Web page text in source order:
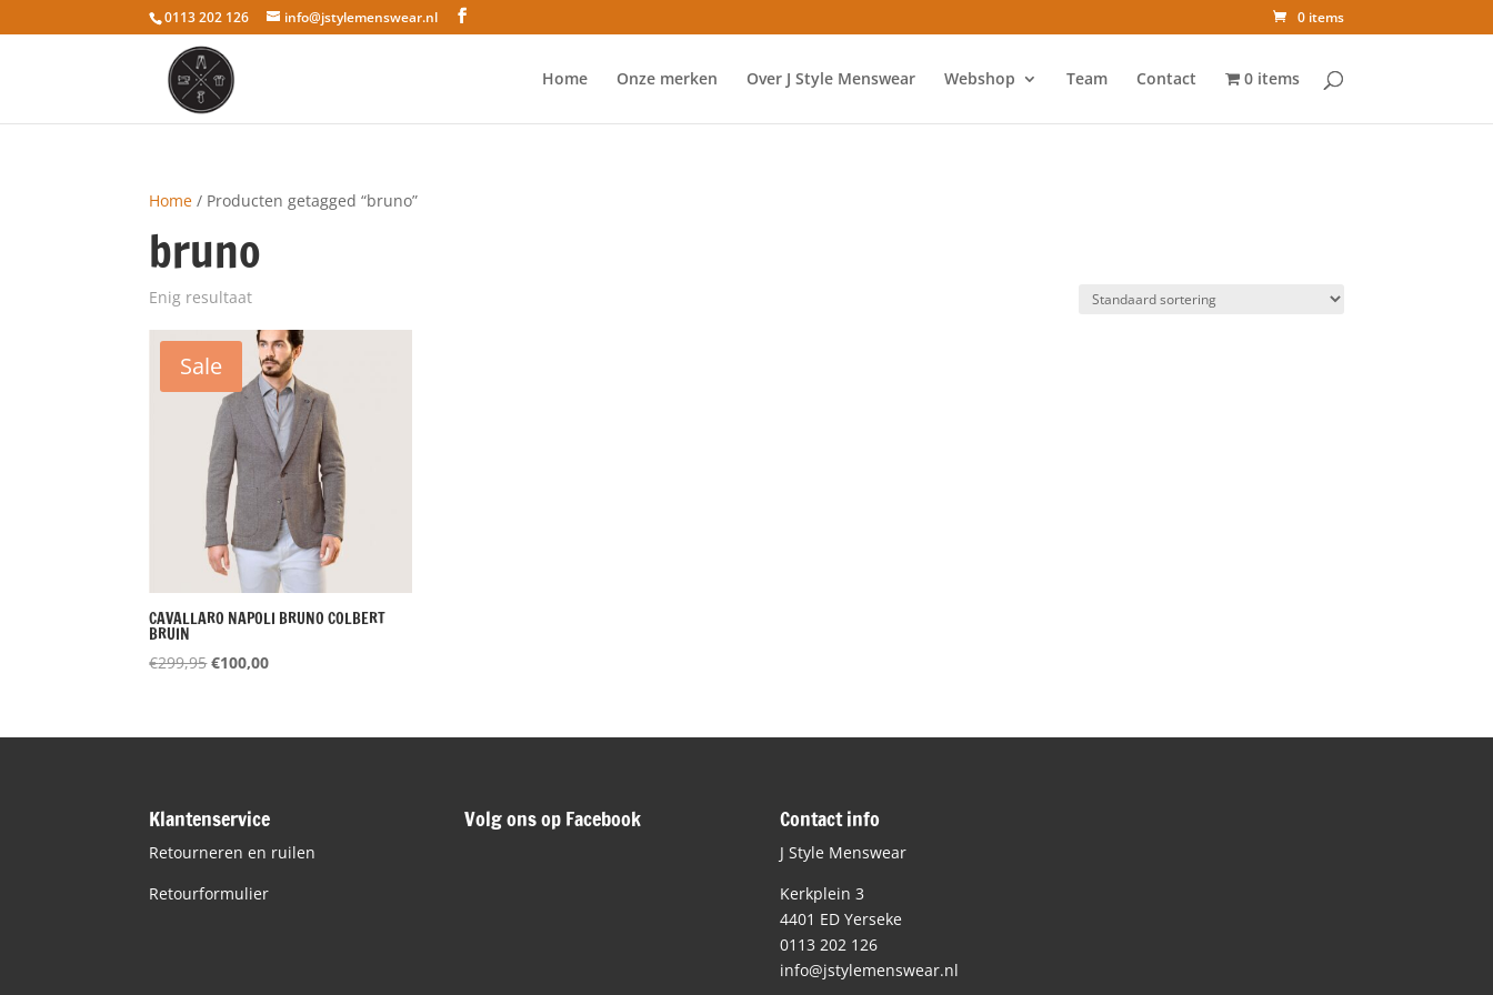
0113 202 126 info@jstylemenswear.nl 0 items
Home Onze merken Over J Style Menswear Webshop Team Contact 0 items
Home / Producten getagged “bruno”
bruno
Enig resultaat
Sale
CAVALLARO NAPOLI BRUNO COLBERT
BRUIN
€299,95Oorspronkelijke
€299,95.
€100,00Huidige
€100,00.
Klantenservice
Retourneren en ruilen
Retourformulier
Volg ons op Facebook Contact info
J Style Menswear
Kerkplein 3
4401 ED Yerseke
0113 202 126
info@jstylemenswear.nl